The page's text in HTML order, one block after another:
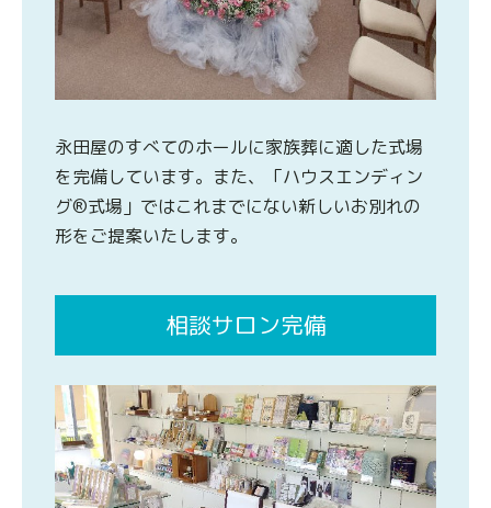
永田屋のすべてのホールに家族葬に適した式場
を完備しています。また、「ハウスエンディン
グ®式場」ではこれまでにない新しいお別れの
形をご提案いたします。
相談サロン完備